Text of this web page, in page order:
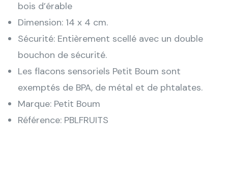
bois d’érable
Dimension: 14 x 4 cm.
Sécurité: Entièrement scellé avec un double
bouchon de sécurité.
Les flacons sensoriels Petit Boum sont
exemptés de BPA, de métal et de phtalates.
Marque: Petit Boum
Référence: PBLFRUITS